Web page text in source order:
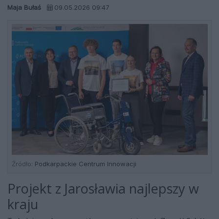
Maja Bułaś 09.05.2026 09:47
Źródło: Podkarpackie Centrum Innowacji
Projekt z Jarosławia najlepszy w
kraju